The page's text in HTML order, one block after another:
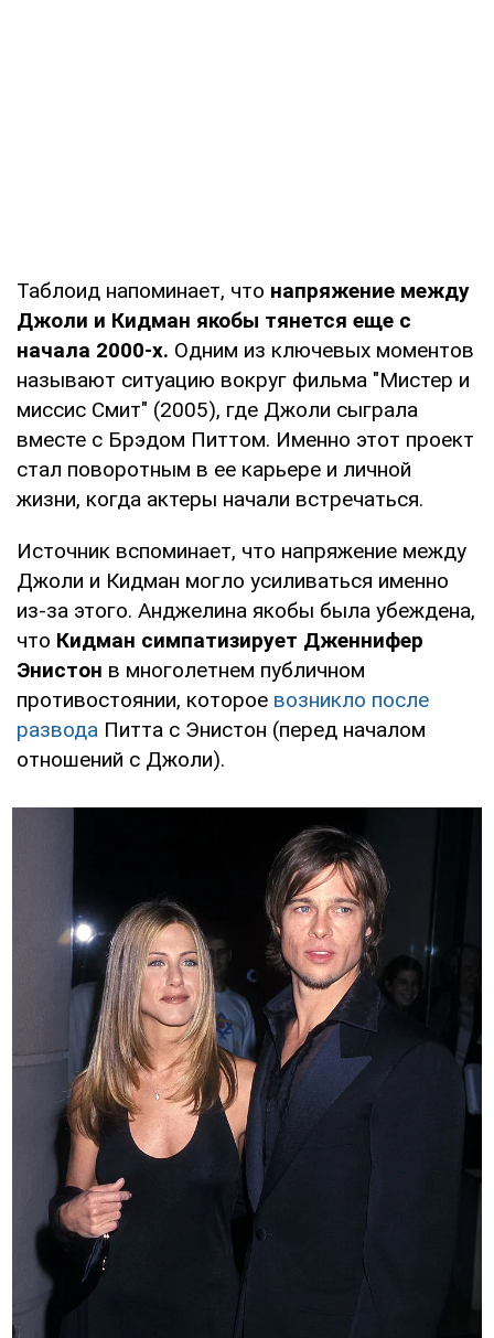
Таблоид напоминает, что напряжение между
Джоли и Кидман якобы тянется еще с
начала 2000-х. Одним из ключевых моментов
называют ситуацию вокруг фильма "Мистер и
миссис Смит" (2005), где Джоли сыграла
вместе с Брэдом Питтом. Именно этот проект
стал поворотным в ее карьере и личной
жизни, когда актеры начали встречаться.
Источник вспоминает, что напряжение между
Джоли и Кидман могло усиливаться именно
из-за этого. Анджелина якобы была убеждена,
что Кидман симпатизирует Дженнифер
Энистон в многолетнем публичном
противостоянии, которое возникло после
развода Питта с Энистон (перед началом
отношений с Джоли).